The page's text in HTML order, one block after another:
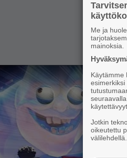
Me ja
mainoksia.
Käytämme
Jotkin
oikeutettu
välilehdellä.